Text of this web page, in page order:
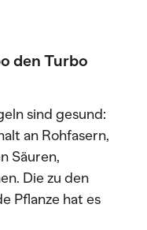
den Turbo
sind gesund:
an Rohfasern,
Säuren,
Die zu den
Pflanze hat es